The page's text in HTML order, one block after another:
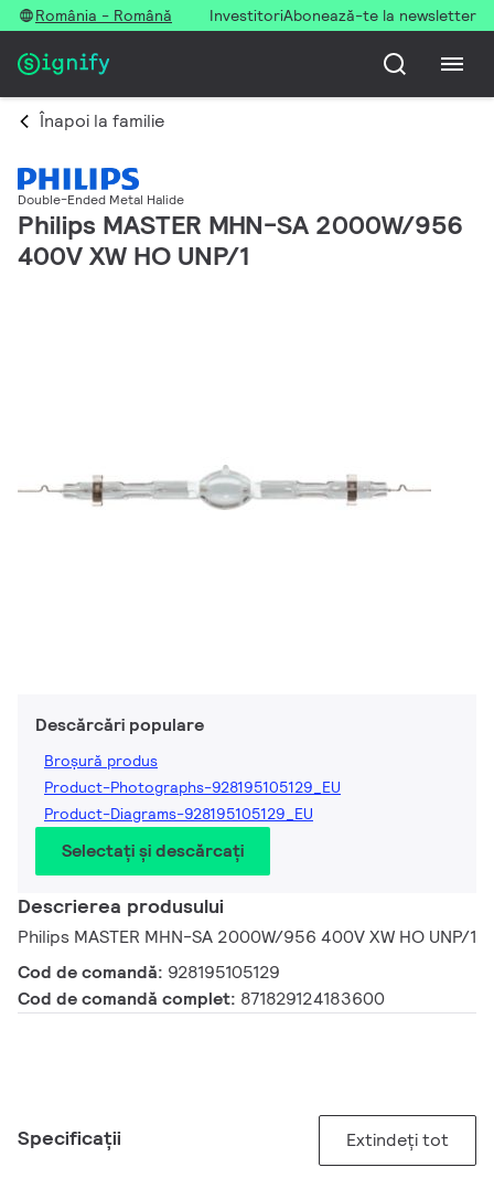
România - Română InvestitoriAbonează-te la newsletter
Înapoi la familie
Double-Ended Metal Halide
Philips MASTER MHN-SA 2000W/956
400V XW HO UNP/1
Descărcări populare
Broșură produs
Product-Photographs-928195105129_EU
Product-Diagrams-928195105129_EU
Selectați și descărcați
Descrierea produsului
Philips MASTER MHN-SA 2000W/956 400V XW HO UNP/1
Cod de comandă: 928195105129
Cod de comandă complet: 871829124183600
Specificații Extindeți tot